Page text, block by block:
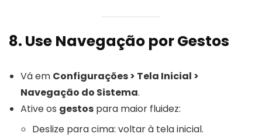
8. Use Navegação por Gestos
Vá em Configurações > Tela Inicial >
Navegação do Sistema.
Ative os gestos para maior fluidez:
Deslize para cima: voltar à tela inicial.